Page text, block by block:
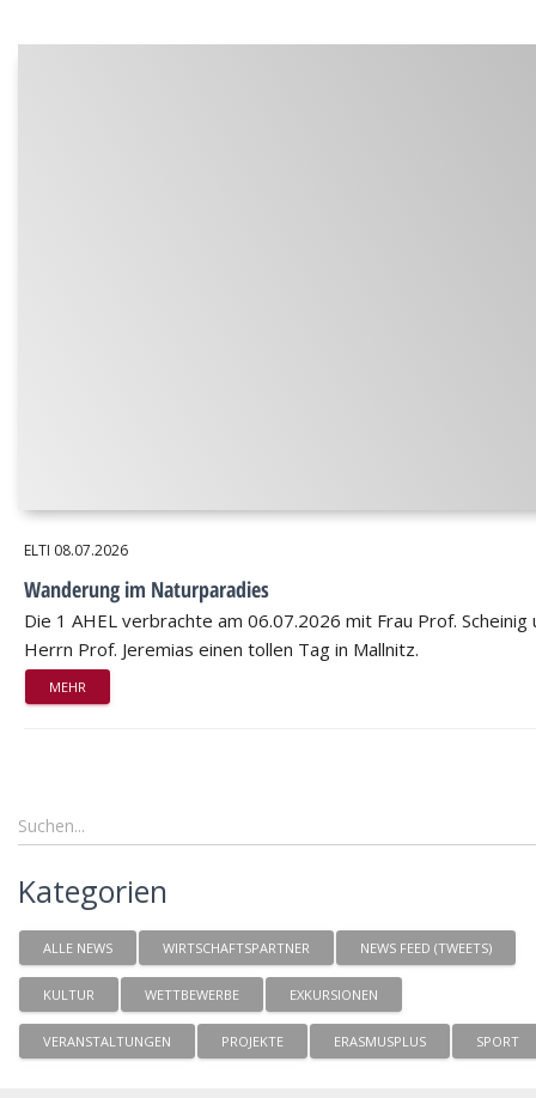
ELTI 08.07.2026
Wanderung im Naturparadies
Die 1 AHEL verbrachte am 06.07.2026 mit Frau Prof. Scheinig
Herrn Prof. Jeremias einen tollen Tag in Mallnitz.
MEHR
Kategorien
ALLE NEWS WIRTSCHAFTSPARTNER NEWS FEED (TWEETS)
KULTUR WETTBEWERBE EXKURSIONEN
VERANSTALTUNGEN PROJEKTE ERASMUSPLUS SPORT